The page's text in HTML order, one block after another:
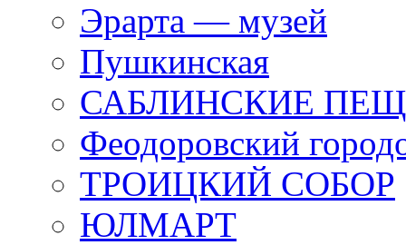
Эрарта — музей
Пушкинская
САБЛИНСКИЕ
Феодоровский
ТРОИЦКИЙ СОБОР
ЮЛМАРТ